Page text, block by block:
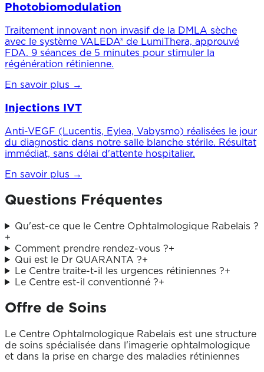
Photobiomodulation
Traitement innovant non invasif de la DMLA sèche
avec le système VALEDA® de LumiThera, approuvé
FDA. 9 séances de 5 minutes pour stimuler la
régénération rétinienne.
En savoir plus →
Injections IVT
Anti-VEGF (Lucentis, Eylea, Vabysmo) réalisées le jour
du diagnostic dans notre salle blanche stérile. Résultat
immédiat, sans délai d'attente hospitalier.
En savoir plus →
Questions Fréquentes
Qu'est-ce que le Centre Ophtalmologique Rabelais ?
+
Comment prendre rendez-vous ?+
Qui est le Dr QUARANTA ?+
Le Centre traite-t-il les urgences rétiniennes ?+
Le Centre est-il conventionné ?+
Offre de Soins
Le Centre Ophtalmologique Rabelais est une structure
de soins spécialisée dans l'imagerie ophtalmologique
et dans la prise en charge des maladies rétiniennes